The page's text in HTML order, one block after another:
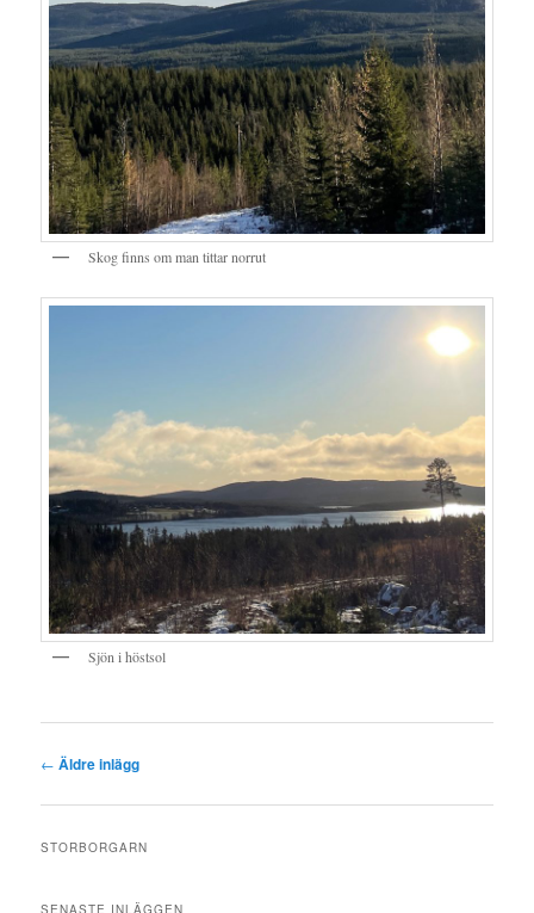
Skog finns om man tittar norrut
Sjön i höstsol
Inläggsnavigering
← Äldre inlägg
STORBORGARN
SENASTE INLÄGGEN